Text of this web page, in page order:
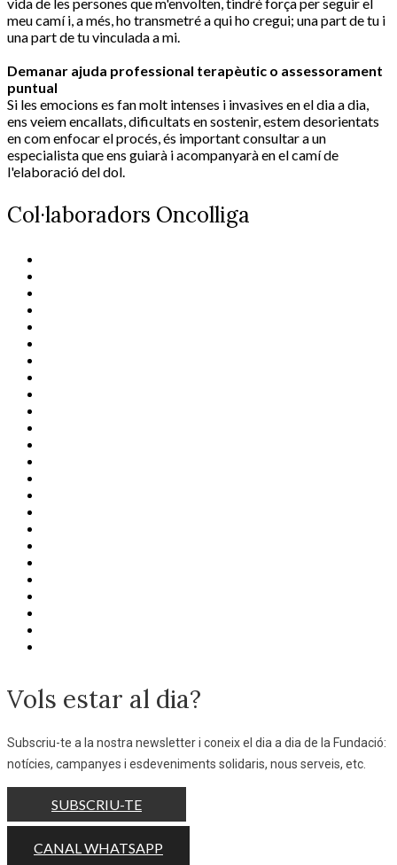
meu camí i, a més, ho transmetré a qui ho cregui; una part de tu i
una part de tu vinculada a mi.
Demanar ajuda professional terapèutic o assessorament
puntual
Si les emocions es fan molt intenses i invasives en el dia a dia,
ens veiem encallats, dificultats en sostenir, estem desorientats
en com enfocar el procés, és important consultar a un
especialista que ens guiarà i acompanyarà en el camí de
l'elaboració del dol.
Col·laboradors Oncolliga
Vols estar al dia?
Subscriu-te a la nostra newsletter i coneix el dia a dia de la Fundació:
notícies, campanyes i esdeveniments solidaris, nous serveis, etc.
SUBSCRIU-TE
CANAL WHATSAPP